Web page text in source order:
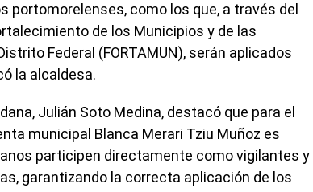
portomorelenses, como los que, a través del
de los Municipios y de las
Federal (FORTAMUN), serán aplicados
la alcaldesa.
Julián Soto Medina, destacó que para el
municipal Blanca Merari Tziu Muñoz es
participen directamente como vigilantes y
garantizando la correcta aplicación de los